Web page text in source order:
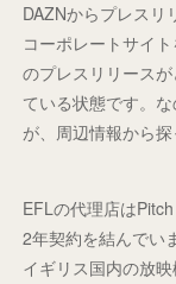
DAZNからプレスリ
コーポレートサイ
のプレスリリース
ている状態です。
が、周辺情報から探
EFLの代理店は
2年契約を結んでい
イギリス国内の放